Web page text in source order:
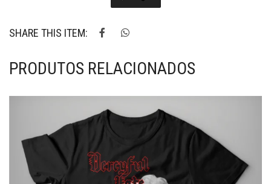
quantidade
SHARE THIS ITEM:
PRODUTOS RELACIONADOS